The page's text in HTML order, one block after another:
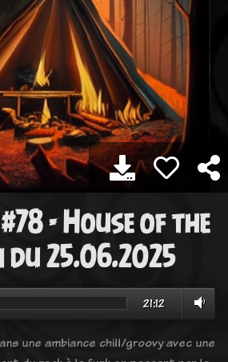
- House of the
25.06.2025
21:12
une ambiance chill/groovy avec une